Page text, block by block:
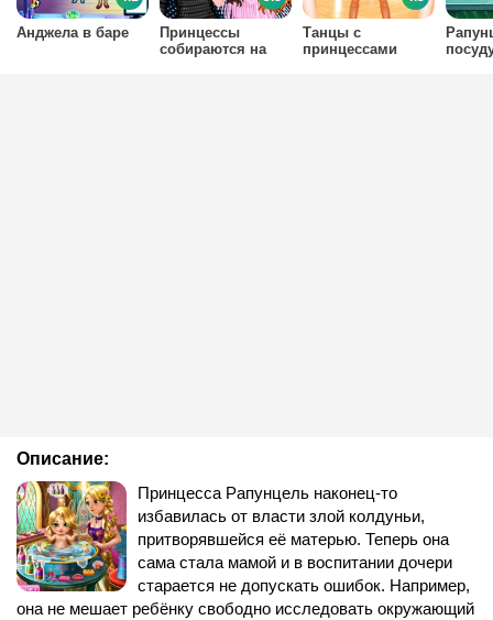
Описание:
Принцесса Рапунцель наконец-то
избавилась от власти злой колдуньи,
притворявшейся её матерью. Теперь она
сама стала мамой и в воспитании дочери
старается не допускать ошибок. Например,
она не мешает ребёнку свободно исследовать окружающий
Анджела в баре
Принцессы
собираются на
Танцы с
принцессами